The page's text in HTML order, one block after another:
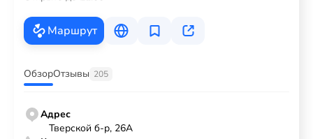
Маршрут
ОбзорОтзывы 205
Адрес
Тверской б-р, 26А